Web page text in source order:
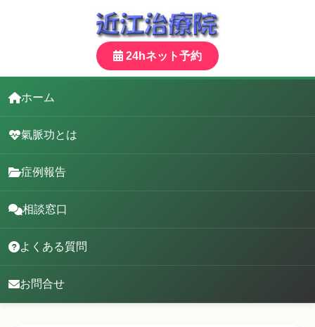
24hネット予約
ホーム
氣脈功とは
症例報告
相談窓口
よくある質問
お問合せ